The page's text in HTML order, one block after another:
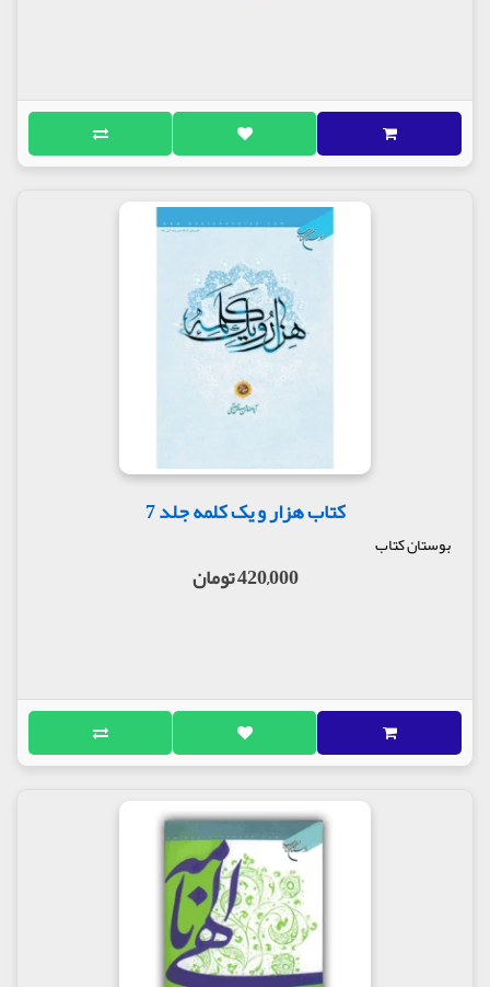
کتاب هزار و یک کلمه جلد 7
بوستان کتاب
420,000 تومان